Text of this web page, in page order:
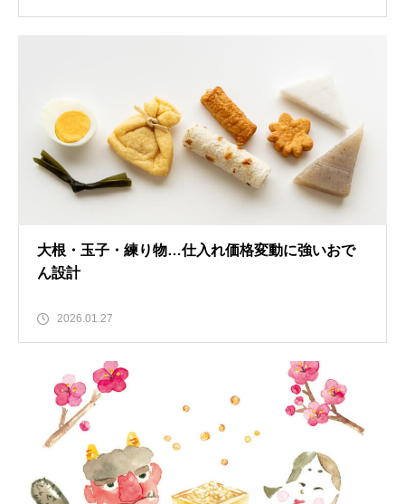
大根・玉子・練り物…仕入れ価格変動に強いおで
ん設計
2026.01.27